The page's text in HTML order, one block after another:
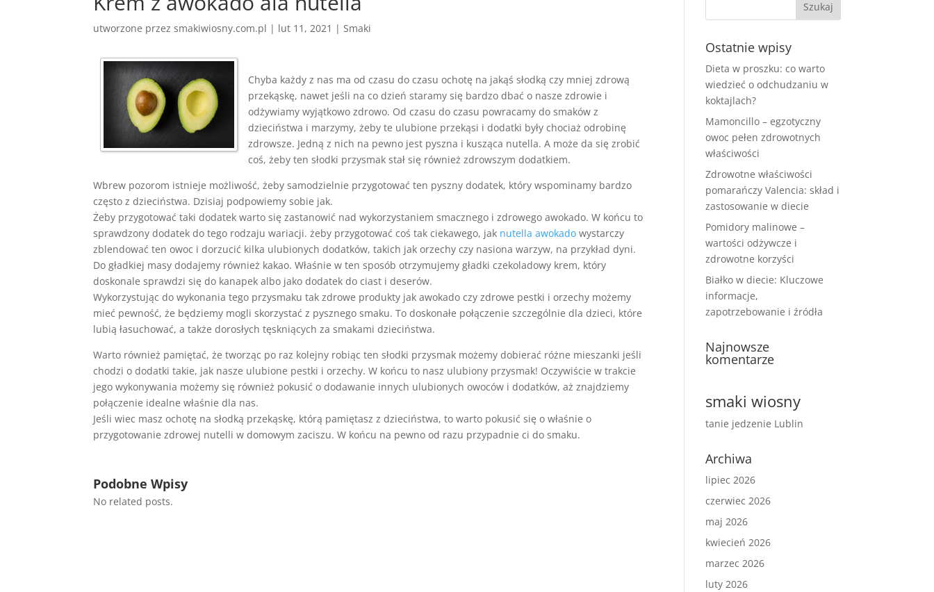
utworzone przezsmakiwiosny.com.pl | lut 11, 2021 |Smaki
Chyba każdy z nas ma od czasu do czasu ochotę na jakąś słodką czy mniej zdrową
przekąskę, nawet jeśli na co dzień staramy się bardzo dbać o nasze zdrowie i
odżywiamy wyjątkowo zdrowo. Od czasu do czasu powracamy do smaków z
dzieciństwa i marzymy, żeby te ulubione przekąsi i dodatki były chociaż odrobinę
zdrowsze. Jedną z nich na pewno jest pyszna i kusząca nutella. A może da się zrobić
coś, żeby ten słodki przysmak stał się również zdrowszym dodatkiem.
Wbrew pozorom istnieje możliwość, żeby samodzielnie przygotować ten pyszny dodatek, który wspominamy bardzo
często z dzieciństwa. Dzisiaj podpowiemy sobie jak.
Żeby przygotować taki dodatek warto się zastanowić nad wykorzystaniem smacznego i zdrowego awokado. W końcu to
sprawdzony dodatek do tego rodzaju wariacji. żeby przygotować coś tak ciekawego, jak nutella awokado wystarczy
zblendować ten owoc i dorzucić kilka ulubionych dodatków, takich jak orzechy czy nasiona warzyw, na przykład dyni.
Do gładkiej masy dodajemy również kakao. Właśnie w ten sposób otrzymujemy gładki czekoladowy krem, który
doskonale sprawdzi się do kanapek albo jako dodatek do ciast i deserów.
Wykorzystując do wykonania tego przysmaku tak zdrowe produkty jak awokado czy zdrowe pestki i orzechy możemy
mieć pewność, że będziemy mogli skorzystać z pysznego smaku. To doskonałe połączenie szczególnie dla dzieci, które
lubią łasuchować, a także dorosłych tęskniących za smakami dzieciństwa.
Warto również pamiętać, że tworząc po raz kolejny robiąc ten słodki przysmak możemy dobierać różne mieszanki jeśli
chodzi o dodatki takie, jak nasze ulubione pestki i orzechy. W końcu to nasz ulubiony przysmak! Oczywiście w trakcie
jego wykonywania możemy się również pokusić o dodawanie innych ulubionych owoców i dodatków, aż znajdziemy
połączenie idealne właśnie dla nas.
Jeśli wiec masz ochotę na słodką przekąskę, którą pamiętasz z dzieciństwa, to warto pokusić się o właśnie o
przygotowanie zdrowej nutelli w domowym zaciszu. W końcu na pewno od razu przypadnie ci do smaku.
Podobne Wpisy
No related posts.
Ostatnie wpisy
Dieta w proszku: co warto
wiedzieć o odchudzaniu w
koktajlach?
Mamoncillo – egzotyczny
owoc pełen zdrowotnych
właściwości
Zdrowotne właściwości
pomarańczy Valencia: skład i
zastosowanie w diecie
Pomidory malinowe –
wartości odżywcze i
zdrowotne korzyści
Białko w diecie: Kluczowe
informacje,
zapotrzebowanie i źródła
Najnowsze
komentarze
smaki wiosny
tanie jedzenie Lublin
Archiwa
lipiec 2026
czerwiec 2026
maj 2026
kwiecień 2026
marzec 2026
luty 2026